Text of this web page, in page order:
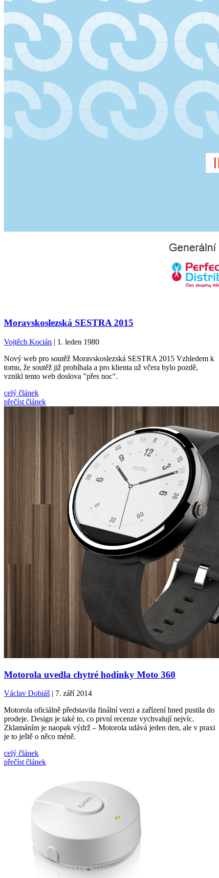
Moravskoslezská SESTRA 2015
Vojtěch Kocián | 1. leden 1980
Nový web pro soutěž Moravskoslezská SESTRA 2015 Vzhledem k
tomu, že soutěž již probíhala a pro klienta už včera bylo pozdě,
vznikl tento web doslova "přes noc".
celý článek
přečíst článek
Motorola uvedla chytré hodinky Moto 360
Václav Dobiáš | 7. září 2014
Motorola oficiálně představila finální verzi a zařízení hned pustila do
prodeje. Design je také to, co první recenze vychvalují nejvíc.
Zklamáním je naopak výdrž – Motorola udává jeden den, ale v praxi
je to ještě o něco méně.
celý článek
přečíst článek